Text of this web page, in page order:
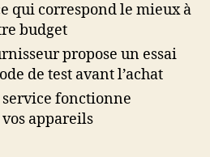
qui correspond le mieux à
budget
propose un essai
de test avant l’achat
service fonctionne
appareils